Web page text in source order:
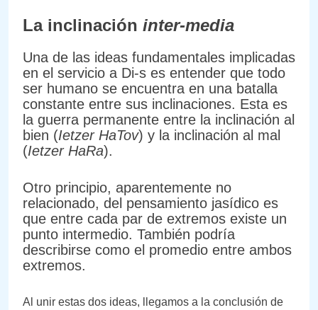
La inclinación inter-media
Una de las ideas fundamentales implicadas
en el servicio a Di-s es entender que todo
ser humano se encuentra en una batalla
constante entre sus inclinaciones. Esta es
la guerra permanente entre la inclinación al
bien (Ietzer HaTov) y la inclinación al mal
(Ietzer HaRa).
Otro principio, aparentemente no
relacionado, del pensamiento jasídico es
que entre cada par de extremos existe un
punto intermedio. También podría
describirse como el promedio entre ambos
extremos.
Al unir estas dos ideas, llegamos a la conclusión de